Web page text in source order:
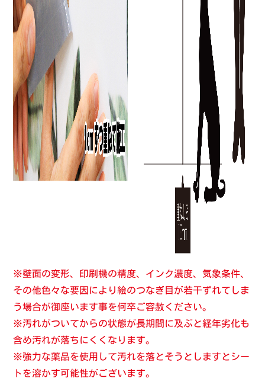
※壁面の変形、印刷機の精度、インク濃度、気象条件、
その他色々な要因により絵のつなぎ目が若干ずれてしま
う場合が御座います事を何卒ご容赦ください。
※汚れがついてからの状態が長期間に及ぶと経年劣化も
含め汚れが落ちにくくなります。
※強力な薬品を使用して汚れを落とそうとしますとシー
トを溶かす可能性がございます。